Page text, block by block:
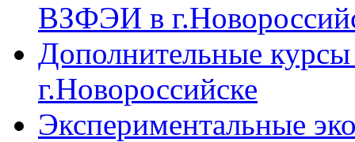
ВЗФЭИ в
Дополнительные
г.Новороссийске
Экспериментальные